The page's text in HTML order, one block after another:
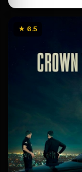
★ 6.5